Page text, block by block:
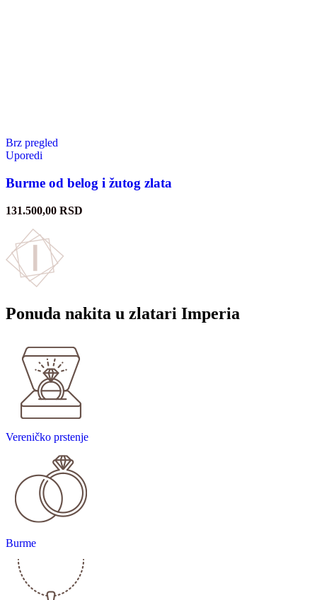
Brz pregled
Uporedi
Burme od belog i žutog zlata
131.500,00 RSD
Ponuda nakita u zlatari Imperia
Vereničko prstenje
Burme